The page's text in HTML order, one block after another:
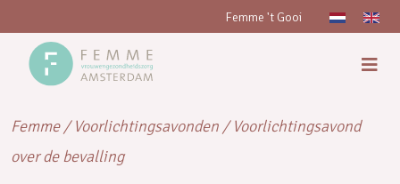
Femme 't Gooi
Femme/Voorlichtingsavonden /Voorlichtingsavond
over de bevalling